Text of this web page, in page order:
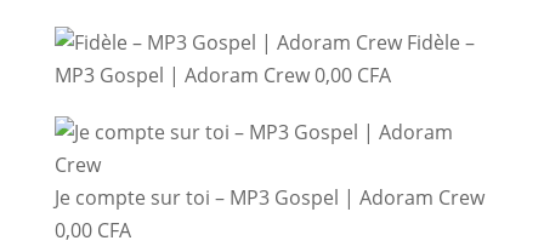
Fidèle –
MP3 Gospel | Adoram Crew0,00 CFA
Je compte sur toi – MP3 Gospel | Adoram Crew
0,00 CFA